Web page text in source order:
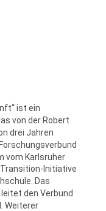
ist ein
von der Robert
drei Jahren
vom Karlsruher
Initiative
Das
den Verbund
Weiterer